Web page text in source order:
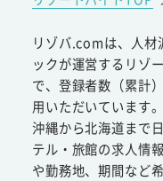
リゾバ.comは、人材
ックが運営するリゾ
で、登録者数（累計
用いただいています。
沖縄から北海道まで
テル・旅館の求人情
や勤務地、期間など